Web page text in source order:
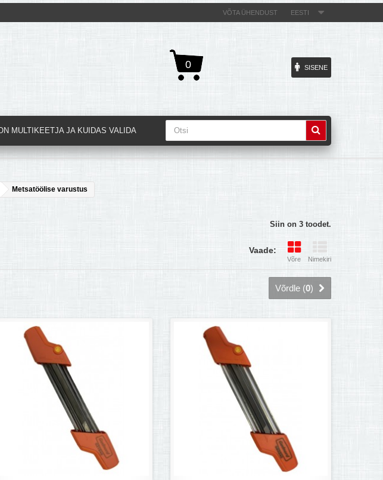
EESTI
VÕTA ÜHENDUST
0 SISENE
MULTIKEETJA JA KUIDAS VALIDA
Metsatöölise varustus
Siin on 3 toodet.
Vaade:
Võre Nimekiri
Võrdle (0)